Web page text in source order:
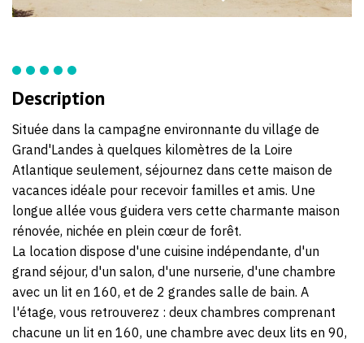
Description
Située dans la campagne environnante du village de
Grand'Landes à quelques kilomètres de la Loire
Atlantique seulement, séjournez dans cette maison de
vacances idéale pour recevoir familles et amis. Une
longue allée vous guidera vers cette charmante maison
rénovée, nichée en plein cœur de forêt.
La location dispose d'une cuisine indépendante, d'un
grand séjour, d'un salon, d'une nurserie, d'une chambre
avec un lit en 160, et de 2 grandes salle de bain. A
l'étage, vous retrouverez : deux chambres comprenant
chacune un lit en 160, une chambre avec deux lits en 90,